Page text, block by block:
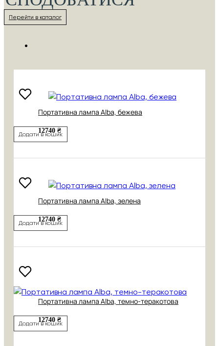
Перейти в каталог
Портативна лампа Alba, бежева
12740 ₴
Додати в кошик
Портативна лампа Alba, зелена
12740 ₴
Додати в кошик
Портативна лампа Alba, темно-теракотова
12740 ₴
Додати в кошик